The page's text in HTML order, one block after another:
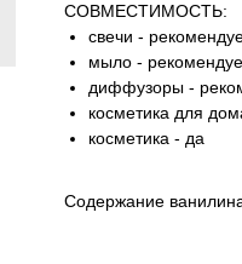
СОВМЕСТИМОСТЬ:
свечи -
мыло -
диффузоры -
косметика для
косметика - да
Содержание